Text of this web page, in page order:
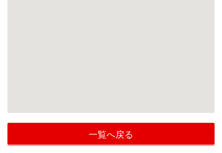
一覧へ戻る